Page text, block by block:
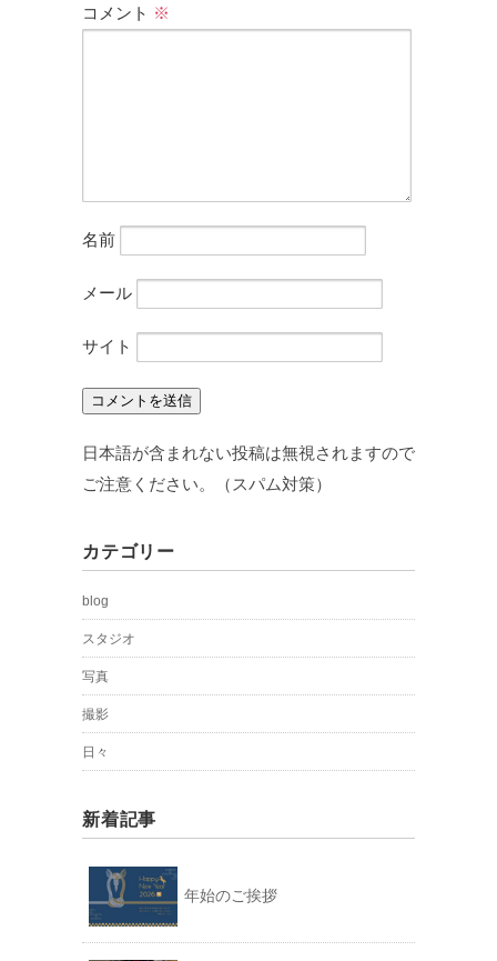
コメント ※
名前
メール
サイト
日本語が含まれない投稿は無視されますので
ご注意ください。（スパム対策）
カテゴリー
blog
スタジオ
写真
撮影
日々
新着記事
年始のご挨拶